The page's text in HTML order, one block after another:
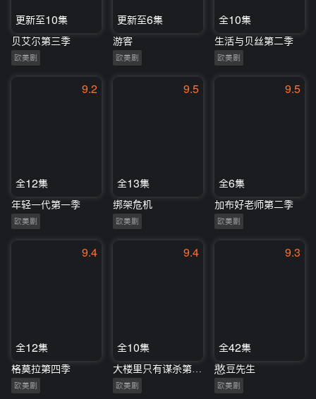
更新至10集
贝艾尔第三季
欧美剧
更新至6集
游客
欧美剧
全10集
生活与贝丝第二季
欧美剧
9.2
全12集
年轻一代第一季
欧美剧
9.5
全13集
绑架危机
欧美剧
9.5
全6集
加布好老师第二季
欧美剧
9.4
全12集
格莫拉第四季
欧美剧
9.4
全10集
欧美剧
9.3
全42集
憨豆先生
欧美剧